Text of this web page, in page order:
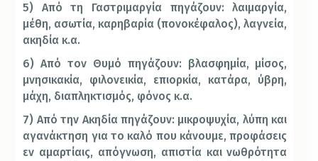
5) Από τη Γαστριμαργία πηγάζουν: λαιμαργία,
μέθη, ασωτία, καρηβαρία (πονοκέφαλος), λαγνεία,
ακηδία κ.α.
6) Από τον Θυμό πηγάζουν: βλασφημία, μίσος,
μνησικακία, φιλονεικία, επιορκία, κατάρα, ύβρη,
μάχη, διαπληκτισμός, φόνος κ.α.
7) Από την Ακηδία πηγάζουν: μικροψυχία, λύπη και
αγανάκτηση για το καλό που κάνουμε, προφάσεις
εν αμαρτίαις, απόγνωση, απιστία και νωθρότητα